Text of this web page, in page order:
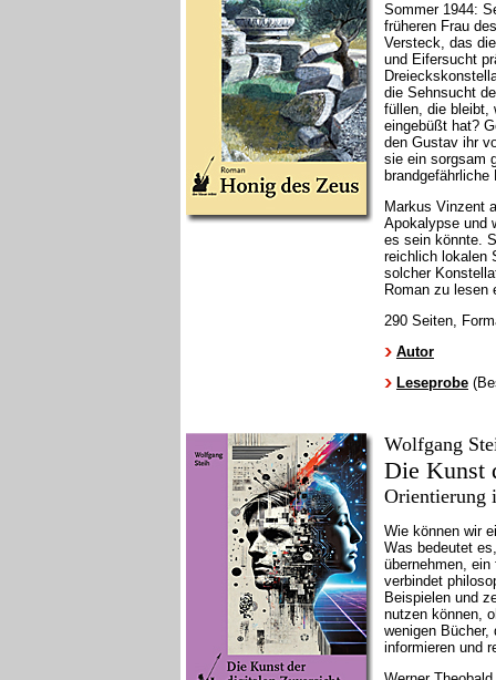
Sommer 1944:
früheren Frau
Versteck, das
und Eifersucht
die Sehnsucht
füllen, die bleibt,
eingebüßt hat?
den Gustav ihr
sie ein sorgsam
Markus Vinzent
Apokalypse und
es sein könnte.
reichlich lokalen
solcher
Roman zu lesen
290 Seiten,
Autor
Leseprobe
Wolfgang
Die Kunst
Orientierung
Wie können wir
Was bedeutet
übernehmen,
verbindet
Beispielen und
nutzen können,
wenigen
informieren und